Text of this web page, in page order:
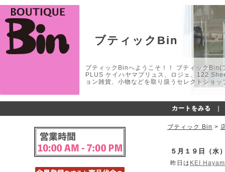
ブティックBin
ブティックBinへようこそ！！ ブティック
PLUS ケイハヤマプリュス、ロジェ、122
ョン雑貨、小物などを取り扱うセレクトショ
カートをみる
ブティック Bin >
５月１９日（水
昨日は KEI